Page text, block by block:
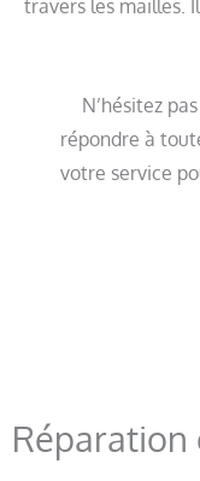
travers les mailles.
N’hésitez
répondre à
votre service